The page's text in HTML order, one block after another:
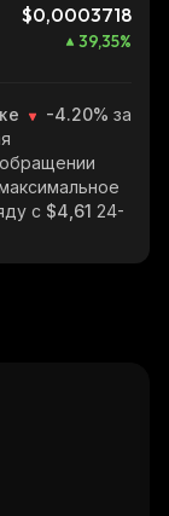
$0,0003718
39,35%
-4.20% за
с $4,61 24-